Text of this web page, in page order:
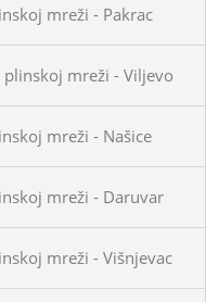
mreži - Pakrac
mreži - Viljevo
mreži - Našice
mreži - Daruvar
mreži - Višnjevac